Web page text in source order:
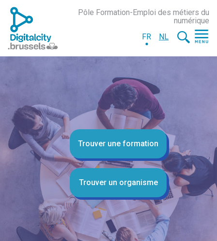
Pôle Formation-Emploi des métiers du
numérique
FR
NL
Trouver une formation
Trouver un organisme